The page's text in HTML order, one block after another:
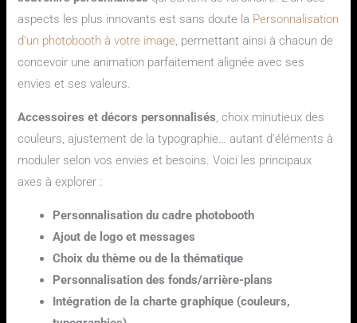
aspects les plus innovants est sans doute la Personnalisation
d’un photobooth à votre image, permettant ainsi à chacun de
concevoir une animation parfaitement alignée avec ses
envies et ses valeurs.
Accessoires et décors personnalisés, choix minutieux des
couleurs, ajustement de la typographie… autant d’éléments à
moduler selon vos envies et besoins. Voici les principaux
axes à explorer :
Personnalisation du cadre photobooth
Ajout de logo et messages
Choix du thème ou de la thématique
Personnalisation des fonds/arrière-plans
Intégration de la charte graphique (couleurs,